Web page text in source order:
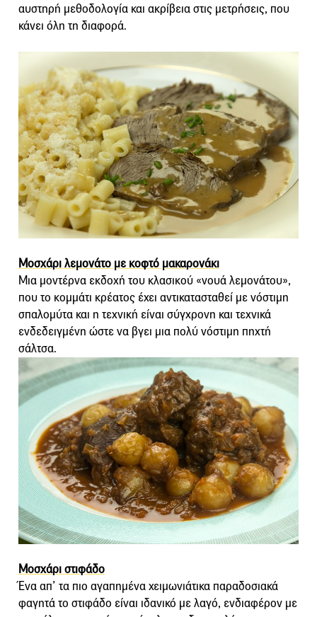
αυστηρή μεθοδολογία και ακρίβεια στις μετρήσεις, που
κάνει όλη τη διαφορά.
Μοσχάρι λεμονάτο με κοφτό μακαρονάκι
Μια μοντέρνα εκδοχή του κλασικού «νουά λεμονάτου»,
που το κομμάτι κρέατος έχει αντικατασταθεί με νόστιμη
σπαλομύτα και η τεχνική είναι σύγχρονη και τεχνικά
ενδεδειγμένη ώστε να βγει μια πολύ νόστιμη πηχτή
σάλτσα.
Μοσχάρι στιφάδο
Ένα απ’ τα πιο αγαπημένα χειμωνιάτικα παραδοσιακά
φαγητά το στιφάδο είναι ιδανικό με λαγό, ενδιαφέρον με